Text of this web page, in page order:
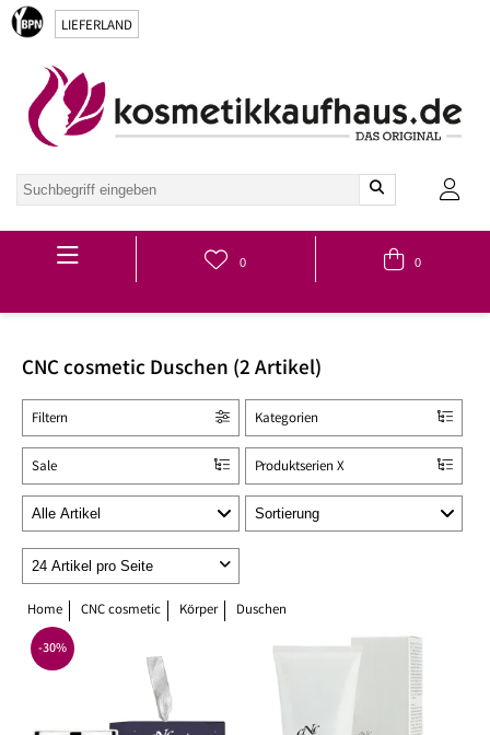
LIEFERLAND
Hauptmenü
0 0
CNC cosmetic Duschen (2 Artikel)
Kategorien
Sale Produktserien X
Filtern
Home CNC cosmetic Körper Duschen
-30%